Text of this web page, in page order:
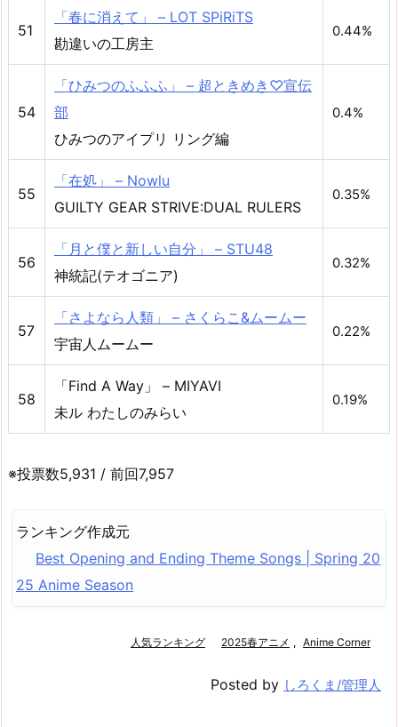
51
「春に消えて」 – LOT SPiRiTS
勘違いの工房主
0.44%
54
「ひみつのふふふ」 – 超ときめき♡宣伝
部
ひみつのアイプリ リング編
0.4%
55
「在処」 – Nowlu
GUILTY GEAR STRIVE:DUAL RULERS
0.35%
56
「月と僕と新しい自分」 – STU48
神統記(テオゴニア)
0.32%
57
「さよなら人類」 – さくらこ&ムームー
宇宙人ムームー
0.22%
58
「Find A Way」 – MIYAVI
未ル わたしのみらい
0.19%
※投票数5,931 / 前回7,957
ランキング作成元
Best Opening and Ending Theme Songs | Spring 20
25 Anime Season
人気ランキング 2025春アニメ , Anime Corner
Posted by しろくま/管理人